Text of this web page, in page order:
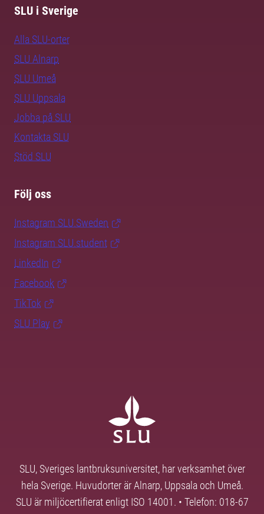
SLU i Sverige
Alla SLU-orter
SLU Alnarp
SLU Umeå
SLU Uppsala
Jobba på SLU
Kontakta SLU
Stöd SLU
Följ oss
Instagram SLU.Sweden
Instagram SLU.student
LinkedIn
Facebook
TikTok
SLU Play
SLU, Sveriges lantbruksuniversitet, har verksamhet över
hela Sverige. Huvudorter är Alnarp, Uppsala och Umeå.
SLU är miljöcertifierat enligt ISO 14001. • Telefon: 018-67